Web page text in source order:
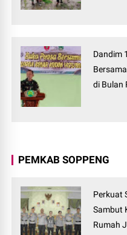
Dandim
di Bulan
PEMKAB SOPPENG
Perkuat
Sambut
Rumah